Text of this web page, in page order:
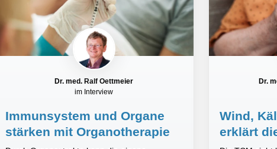
Dr. med. Ralf Oettmeier
im Interview
Immunsystem und Organe
stärken mit Organotherapie
Dr.
Wind,
erklärt